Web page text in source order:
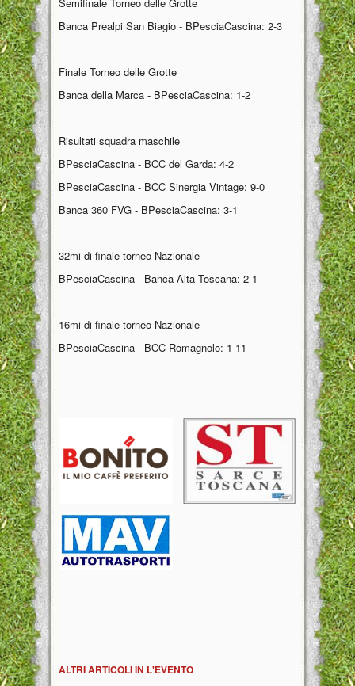
Banca Prealpi San Biagio - BPesciaCascina: 2-3
Finale Torneo delle Grotte
Banca della Marca - BPesciaCascina: 1-2
Risultati squadra maschile
BPesciaCascina - BCC del Garda: 4-2
BPesciaCascina - BCC Sinergia Vintage: 9-0
Banca 360 FVG - BPesciaCascina: 3-1
32mi di finale torneo Nazionale
BPesciaCascina - Banca Alta Toscana: 2-1
16mi di finale torneo Nazionale
BPesciaCascina - BCC Romagnolo: 1-11
ALTRI ARTICOLI IN L'EVENTO